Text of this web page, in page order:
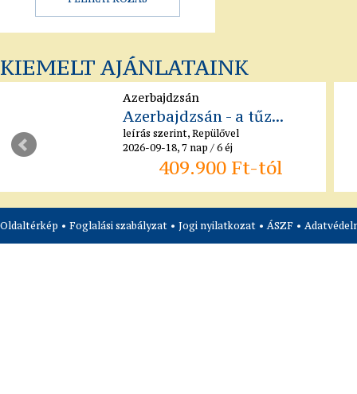
KIEMELT AJÁNLATAINK
Azerbajdzsán
Azerbajdzsán - a tűz...
leírás szerint, Repülővel
2026-09-18, 7 nap / 6 éj
409.900 Ft-tól
Oldaltérkép • Foglalási szabályzat • Jogi nyilatkozat • ÁSZF •